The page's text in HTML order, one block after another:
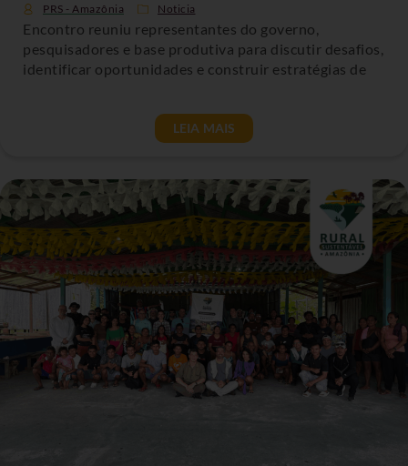
PRS - Amazônia Noticia
Encontro reuniu representantes do governo,
pesquisadores e base produtiva para discutir desafios,
identificar oportunidades e construir estratégias de
LEIA MAIS